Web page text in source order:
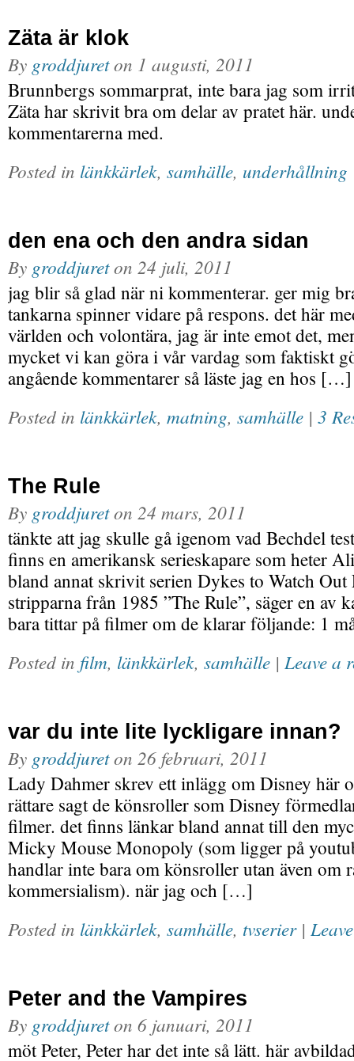
Zäta är klok
By groddjureton 1 augusti, 2011
Brunnbergs sommarprat, inte bara jag som
Zäta har skrivit bra om delar av pratet här.
kommentarerna med.
Posted in länkkärlek, samhälle, underhållning
den ena och den andra sidan
By groddjureton 24 juli, 2011
jag blir så glad när ni kommenterar. ger mig
tankarna spinner vidare på respons. det här
världen och volontära, jag är inte emot det,
mycket vi kan göra i vår vardag som faktiskt
angående kommentarer så läste jag en hos […]
Posted in länkkärlek, matning, samhälle | 3
The Rule
By groddjureton 24 mars, 2011
tänkte att jag skulle gå igenom vad Bechdel
finns en amerikansk serieskapare som heter
bland annat skrivit serien Dykes to Watch Out
stripparna från 1985 ”The Rule”, säger en av
bara tittar på filmer om de klarar följande: 1
Posted in film, länkkärlek, samhälle | Leave a
var du inte lite lyckligare innan?
By groddjureton 26 februari, 2011
Lady Dahmer skrev ett inlägg om Disney här
rättare sagt de könsroller som Disney
filmer. det finns länkar bland annat till den
Micky Mouse Monopoly (som ligger på
handlar inte bara om könsroller utan även om
kommersialism). när jag och […]
Posted in länkkärlek, samhälle, tvserier|
Peter and the Vampires
By groddjureton 6 januari, 2011
möt Peter, Peter har det inte så lätt. här